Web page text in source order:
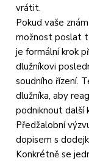
vrátit.
Pokud vaše
možnost poslat
je formální krok
dlužníkovi
soudního řízení.
dlužníka, aby
podniknout další
Předžalobní
dopisem s
Konkrétně se